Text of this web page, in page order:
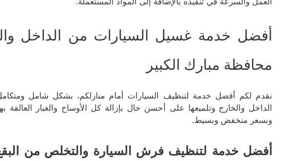
أفضل خدمة غسيل السيارات من الداخل
محافظة مبارك الكبير
نقدم لكم أفضل خدمة لتنظيف السيارات أمام منازلكم، بشكل شامل
الداخل والخارج وتلميعها على أحسن حال بإزالة كل الأوساخ والغبار
وبسعر منخفض وبسيط.
أفضل خدمة لتنظيف فرش السيارة والتخلص من